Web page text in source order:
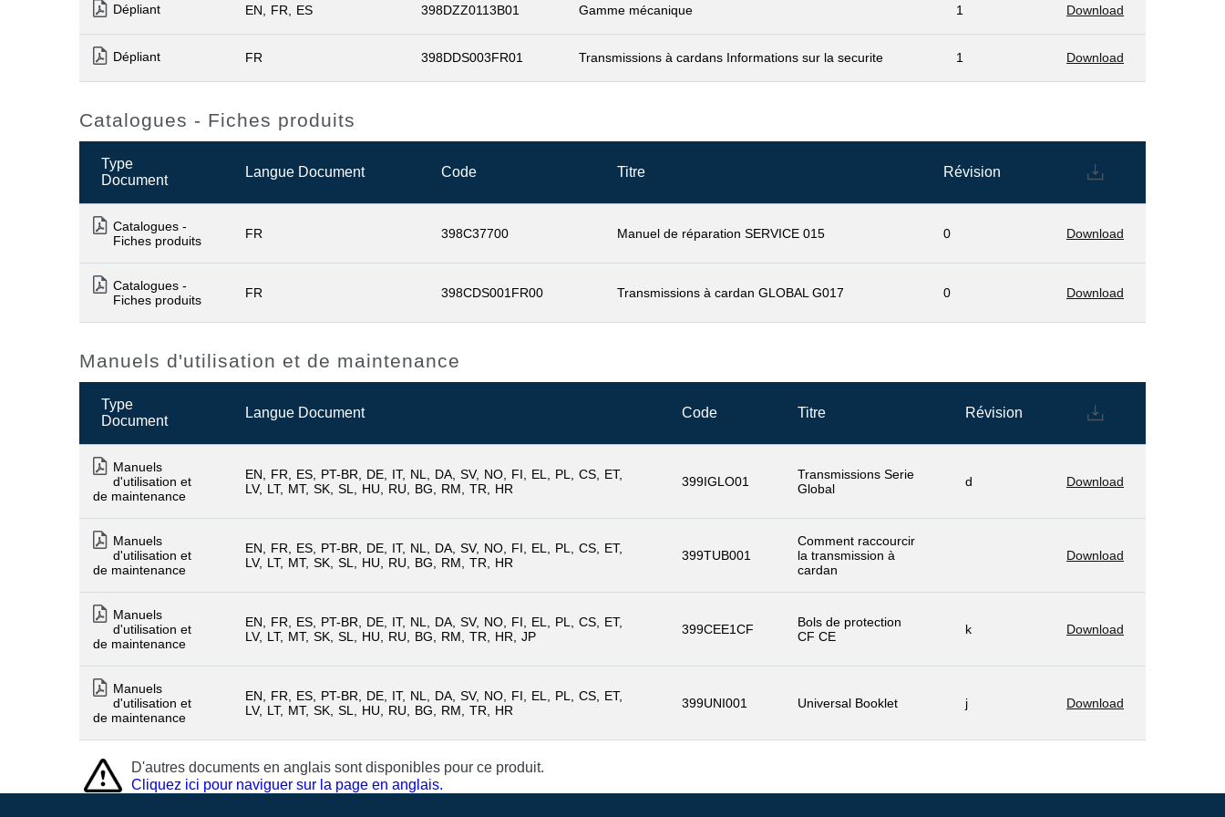
Dépliant EN FR ES 398DZZ0113B01 Gamme mécanique 1 Download
Dépliant FR 398DDS003FR01 Transmissions à cardans Informations sur la securite 1 Download
Catalogues - Fiches produits
Type
Document
Langue Document Code Titre Révision
Catalogues -
Fiches produits
FR 398C37700 Manuel de réparation SERVICE 015 0 Download
Catalogues -
Fiches produits
FR 398CDS001FR00 Transmissions à cardan GLOBAL G017 0 Download
Manuels d'utilisation et de maintenance
Type
Document
Langue Document Code Titre Révision
Manuels
d'utilisation et
de maintenance
EN FR ES PT-BR DE IT NL DA SV NO FI EL PL CS
ET
LV
LT MT SK SL HU RU BG RM TR HR 399IGLO01
Transmissions Serie
Global
d Download
Manuels
d'utilisation et
de maintenance
EN FR ES PT-BR DE IT NL DA SV NO FI EL PL CS
ET
LV
LT MT SK SL HU RU BG RM TR HR 399TUB001
Comment raccourcir
la transmission à
cardan
Download
Manuels
d'utilisation et
de maintenance
EN FR ES PT-BR DE IT NL DA SV NO FI EL PL CS
ET
LV
LT MT SK SL HU RU BG RM TR HR JP 399CEE1CF
Bols de protection
CF CE
k Download
Manuels
d'utilisation et
de maintenance
EN FR ES PT-BR DE IT NL DA SV NO FI EL PL CS
ET
LV
LT MT SK SL HU RU BG RM TR HR 399UNI001 Universal Booklet j Download
D'autres documents en anglais sont disponibles pour ce produit.
Cliquez ici pour naviguer sur la page en anglais.